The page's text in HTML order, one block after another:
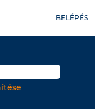
BELÉPÉS